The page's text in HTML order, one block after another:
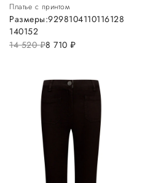
Платье с принтом
14 520руб.8 710 руб.
Размеры:9298104110116128
140152